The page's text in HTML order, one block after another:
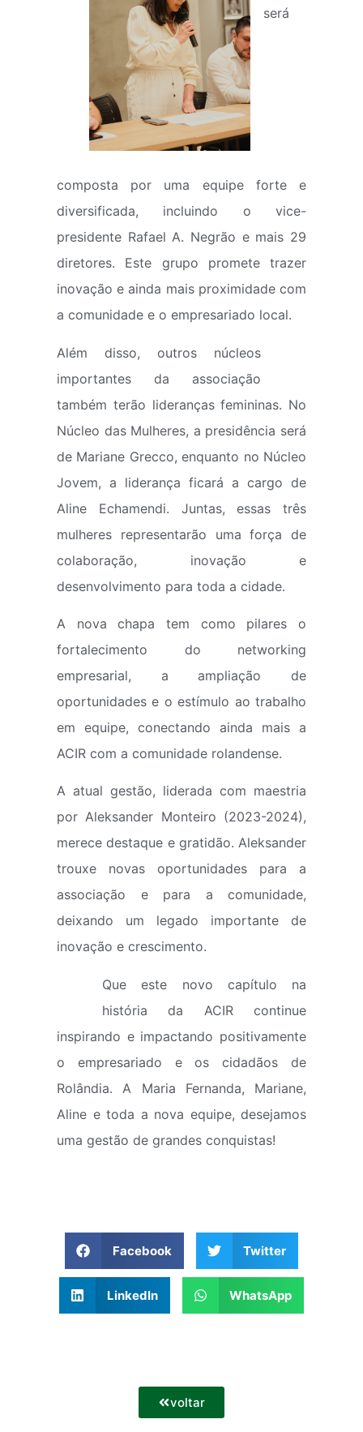
será
composta por uma equipe forte e
diversificada, incluindo o vice-
presidente Rafael A. Negrão e mais 29
diretores. Este grupo promete trazer
inovação e ainda mais proximidade com
a comunidade e o empresariado local.
Além disso, outros núcleos
importantes da associação
também terão lideranças femininas. No
Núcleo das Mulheres, a presidência será
de Mariane Grecco, enquanto no Núcleo
Jovem, a liderança ficará a cargo de
Aline Echamendi. Juntas, essas três
mulheres representarão uma força de
colaboração, inovação e
desenvolvimento para toda a cidade.
A nova chapa tem como pilares o
fortalecimento do networking
empresarial, a ampliação de
oportunidades e o estímulo ao trabalho
em equipe, conectando ainda mais a
ACIR com a comunidade rolandense.
A atual gestão, liderada com maestria
por Aleksander Monteiro (2023-2024),
merece destaque e gratidão. Aleksander
trouxe novas oportunidades para a
associação e para a comunidade,
deixando um legado importante de
inovação e crescimento.
Que este novo capítulo na
história da ACIR continue
inspirando e impactando positivamente
o empresariado e os cidadãos de
Rolândia. A Maria Fernanda, Mariane,
Aline e toda a nova equipe, desejamos
uma gestão de grandes conquistas!
Facebook Twitter
LinkedIn WhatsApp
voltar